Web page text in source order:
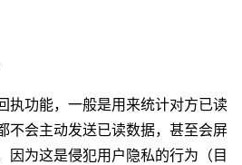
执功能，一般是用来统计对方已读
不会主动发送已读数据，甚至会屏
因为这是侵犯用户隐私的行为（目